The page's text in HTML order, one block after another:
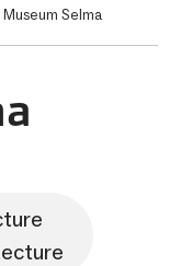
Museum Selma